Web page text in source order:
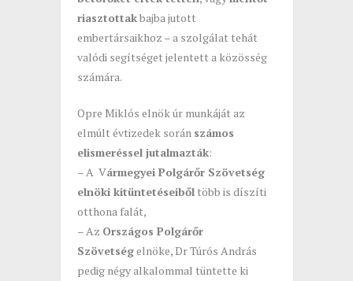
riasztottakbajba jutott
embertársaikhoz – a szolgálat tehát
valódi segítséget jelentett a közösség
számára.
Opre Miklós elnök úr munkáját az
elmúlt évtizedek során számos
elismeréssel jutalmazták:
– A Vármegyei Polgárőr Szövetség
elnöki kitüntetéseiből több is díszíti
otthona falát,
– Az Országos Polgárőr
Szövetségelnöke, Dr Túrós András
pedig négy alkalommal tüntette ki